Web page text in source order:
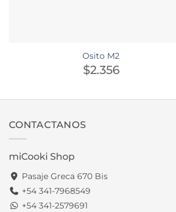
Osito M2
$2.356
CONTACTANOS
miCooki Shop
Pasaje Greca 670 Bis
+54 341-7968549
+54 341-2579691